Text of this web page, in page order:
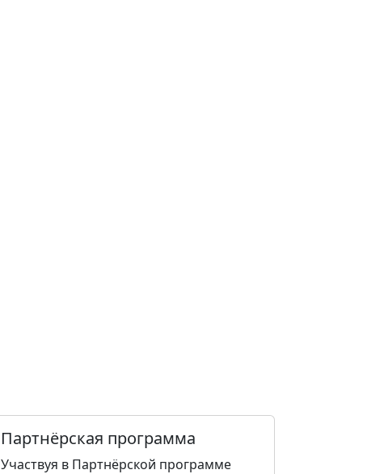
Партнёрская программа
Участвуя в Партнёрской программе